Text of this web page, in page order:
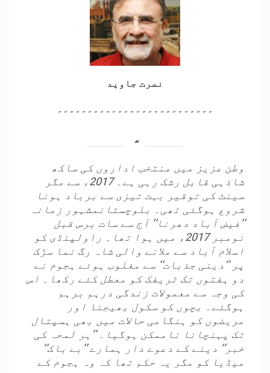
نصرت جاوید
۔۔۔۔۔۔۔۔۔۔۔۔۔۔۔۔۔۔۔۔۔۔۔۔۔۔
وطن عزیز میں منتخب اداروں کی ساکھ
شاذہی قابل رشک رہی ہے۔ 2017ء سے مگر
سینٹ کی توقیر بہت تیزی سے برباد ہونا
شروع ہوگئی تھی۔ بلوچستانمشہور زمانہ
’’فیض آباد دھرنا‘‘ آج سے سات برس قبل
نومبر 2017ء میں ہوا تھا۔ راولپنڈی کو
اسلام آباد سے ملانے والی شاہ رگ نما سڑک
پر ’’دینی جذبات‘‘ سے مغلوب ہوئے ہجوم نے
دو ہفتوں تک ٹریفک کو معطل کئے رکھا۔ اس
کی وجہ سے معمولات زندگی درہم برہم
ہوگئے۔ بچوں کو سکول بھیجنا اور
مریضوں کو ہنگامی حالات میں بھی ہسپتال
تک پہنچانا ناممکن ہوگیا۔ ’’ہر لمحہ کی
خبر‘‘ دینے کے دعوے دار ہمارے ’’بے باک‘‘
میڈیا کو مگر یہ حکم تھا کہ وہ ہجوم کے